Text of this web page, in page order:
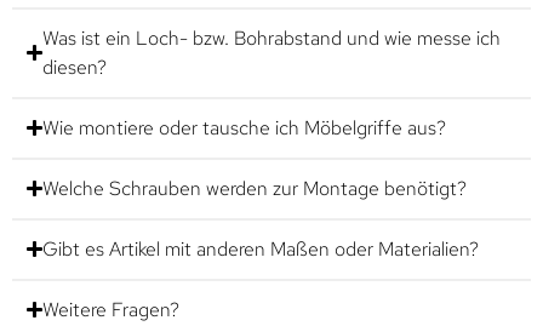
Was ist ein Loch- bzw. Bohrabstand und wie messe ich
diesen?
Wie montiere oder tausche ich Möbelgriffe aus?
Welche Schrauben werden zur Montage benötigt?
Gibt es Artikel mit anderen Maßen oder Materialien?
Weitere Fragen?